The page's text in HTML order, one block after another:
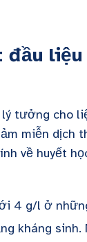
liệu
tưởng cho
miễn dịch
về huyết
4 g/l ở
kháng sinh.